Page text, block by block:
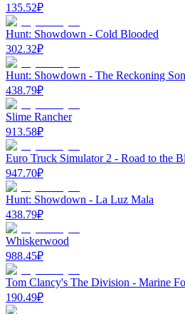
135.52₽
Hunt: Showdown - Cold Blooded
302.32₽
Hunt: Showdown - The Reckoning Son
438.79₽
Slime Rancher
913.58₽
Euro Truck Simulator 2 - Road to the
947.70₽
Hunt: Showdown - La Luz Mala
438.79₽
Whiskerwood
988.45₽
Tom Clancy's The Division - Marine
190.49₽